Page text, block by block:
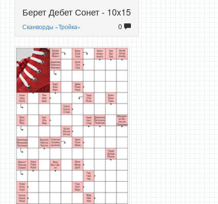
Берет Дебет Сонет - 10x15
Сканворды «Тройка» 0